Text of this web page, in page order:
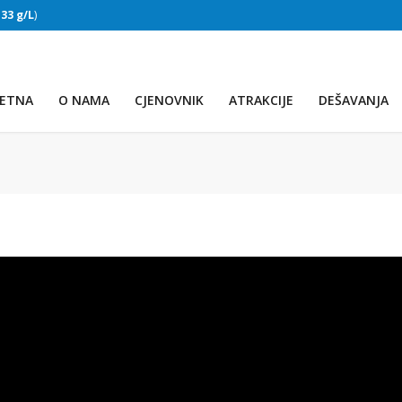
33 g/L)
O NAMA CJENOVNIK ATRAKCIJE DEŠAVANJA